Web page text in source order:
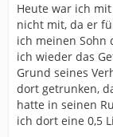
Heute war ich
nicht mit, da er
ich meinen Sohn
ich wieder das
Grund seines
dort getrunken,
hatte in seinen
ich dort eine 0,5